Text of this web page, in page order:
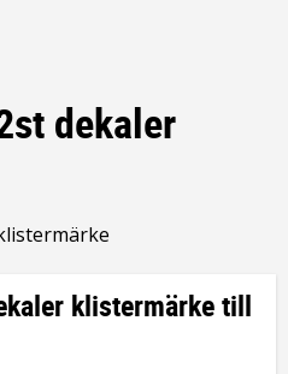
dekaler
klistermärke till